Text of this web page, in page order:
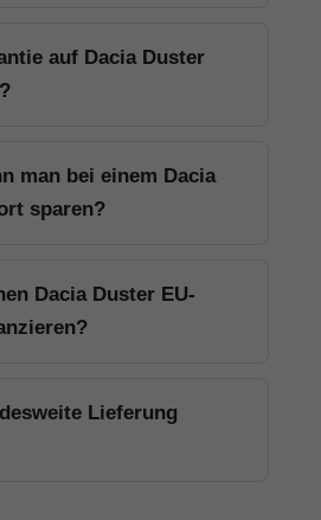
auf Dacia Duster
man bei einem Dacia
sparen?
Dacia Duster EU-
Lieferung